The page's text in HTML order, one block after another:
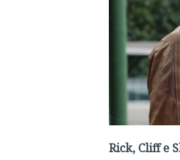
Rick, Cliff e